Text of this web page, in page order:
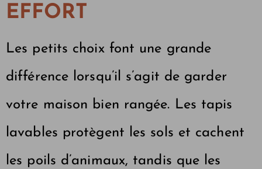
EFFORT
Les petits choix font une grande
différence lorsqu’il s’agit de garder
votre maison bien rangée. Les tapis
lavables protègent les sols et cachent
les poils d’animaux, tandis que les